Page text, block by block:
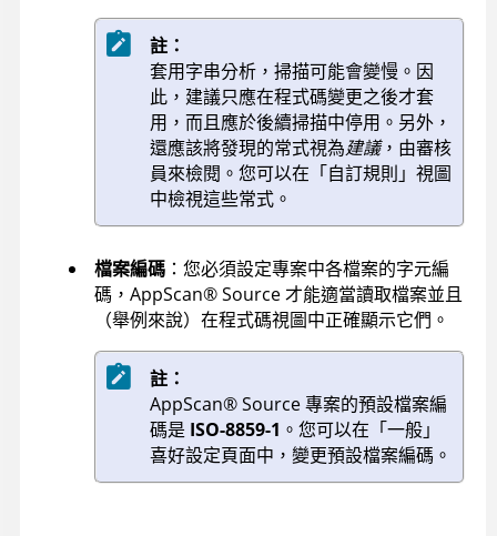
註：
套用字串分析，掃描可能會變慢。因
此，建議只應在程式碼變更之後才套
用，而且應於後續掃描中停用。另外，
還應該將發現的常式視為建議，由審核
員來檢閱。您可以在「自訂規則」視圖
中檢視這些常式。
檔案編碼 ：您必須設定專案中各檔案的字元編
碼， AppScan®Source才能適當讀取檔案並且
（舉例來說）在程式碼視圖中正確顯示它們。
註：
AppScan®Source專案的預設檔案編
碼是 ISO-8859-1 。您可以在「一般」
喜好設定頁面中，變更預設檔案編碼。